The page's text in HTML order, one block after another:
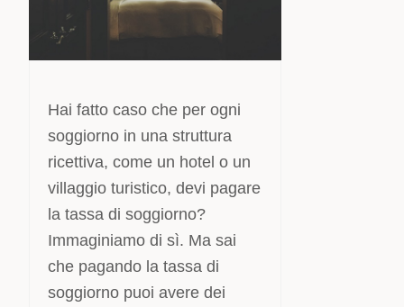
Hai fatto caso che per ogni
soggiorno in una struttura
ricettiva, come un hotel o un
villaggio turistico, devi pagare
la tassa di soggiorno?
Immaginiamo di sì. Ma sai
che pagando la tassa di
soggiorno puoi avere dei